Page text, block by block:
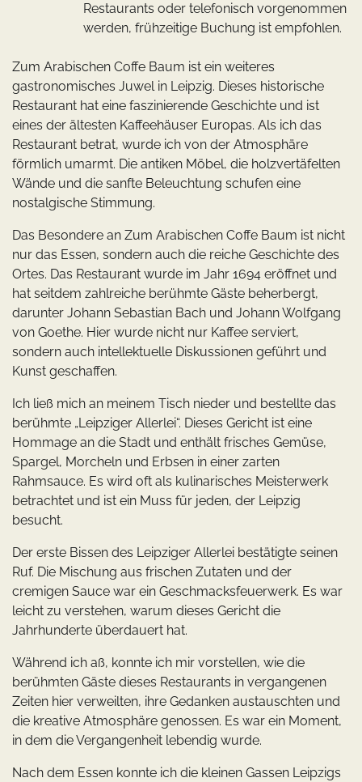
Restaurants oder telefonisch vorgenommen
werden, frühzeitige Buchung ist empfohlen.
Zum Arabischen Coffe Baum ist ein weiteres
gastronomisches Juwel in Leipzig. Dieses historische
Restaurant hat eine faszinierende Geschichte und ist
eines der ältesten Kaffeehäuser Europas. Als ich das
Restaurant betrat, wurde ich von der Atmosphäre
förmlich umarmt. Die antiken Möbel, die holzvertäfelten
Wände und die sanfte Beleuchtung schufen eine
nostalgische Stimmung.
Das Besondere an Zum Arabischen Coffe Baum ist nicht
nur das Essen, sondern auch die reiche Geschichte des
Ortes. Das Restaurant wurde im Jahr 1694 eröffnet und
hat seitdem zahlreiche berühmte Gäste beherbergt,
darunter Johann Sebastian Bach und Johann Wolfgang
von Goethe. Hier wurde nicht nur Kaffee serviert,
sondern auch intellektuelle Diskussionen geführt und
Kunst geschaffen.
Ich ließ mich an meinem Tisch nieder und bestellte das
berühmte „Leipziger Allerlei“. Dieses Gericht ist eine
Hommage an die Stadt und enthält frisches Gemüse,
Spargel, Morcheln und Erbsen in einer zarten
Rahmsauce. Es wird oft als kulinarisches Meisterwerk
betrachtet und ist ein Muss für jeden, der Leipzig
besucht.
Der erste Bissen des Leipziger Allerlei bestätigte seinen
Ruf. Die Mischung aus frischen Zutaten und der
cremigen Sauce war ein Geschmacksfeuerwerk. Es war
leicht zu verstehen, warum dieses Gericht die
Jahrhunderte überdauert hat.
Während ich aß, konnte ich mir vorstellen, wie die
berühmten Gäste dieses Restaurants in vergangenen
Zeiten hier verweilten, ihre Gedanken austauschten und
die kreative Atmosphäre genossen. Es war ein Moment,
in dem die Vergangenheit lebendig wurde.
Nach dem Essen konnte ich die kleinen Gassen Leipzigs